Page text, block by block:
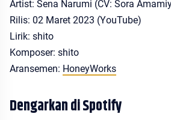
Artist: Sena Narumi (CV: Sora
Rilis: 02 Maret 2023 (YouTube)
Lirik: shito
Komposer: shito
Aransemen: HoneyWorks
Dengarkan di Spotify